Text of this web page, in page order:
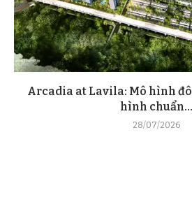
Arcadia at Lavila: Mô hình
hình chuẩn...
28/07/2026